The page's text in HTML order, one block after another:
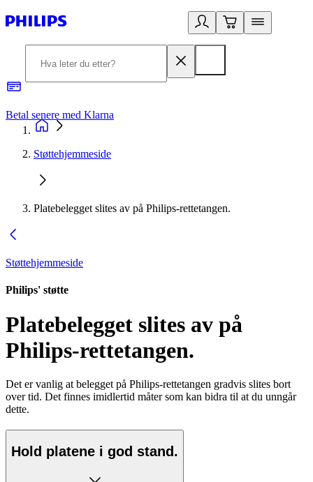
Betal senere med Klarna
Støttehjemmeside
Platebelegget slites av på Philips-rettetangen.
Støttehjemmeside
Philips' støtte
Platebelegget slites av på
Philips-rettetangen.
Det er vanlig at belegget på Philips-rettetangen gradvis slites bort
over tid. Det finnes imidlertid måter som kan bidra til at du unngår
dette.
Hold platene i god stand.